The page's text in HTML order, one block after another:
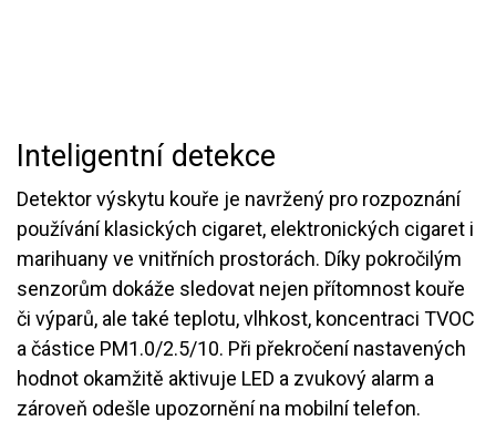
Inteligentní detekce
Detektor výskytu kouře je navržený pro rozpoznání
používání klasických cigaret, elektronických cigaret i
marihuany ve vnitřních prostorách. Díky pokročilým
senzorům dokáže sledovat nejen přítomnost kouře
či výparů, ale také teplotu, vlhkost, koncentraci TVOC
a částice PM1.0/2.5/10. Při překročení nastavených
hodnot okamžitě aktivuje LED a zvukový alarm a
zároveň odešle upozornění na mobilní telefon.